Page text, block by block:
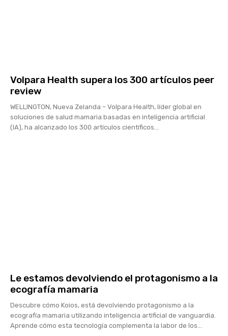
Volpara Health supera los 300 artículos peer
review
WELLINGTON, Nueva Zelanda – Volpara Health, líder global en
soluciones de salud mamaria basadas en inteligencia artificial
(IA), ha alcanzado los 300 artículos científicos...
Le estamos devolviendo el protagonismo a la
ecografía mamaria
Descubre cómo Koios, está devolviendo protagonismo a la
ecografía mamaria utilizando inteligencia artificial de vanguardia.
Aprende cómo esta tecnología complementa la labor de los...